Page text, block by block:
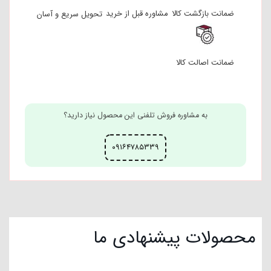
ضمانت بازگشت کالا مشاوره قبل از خرید تحویل سریع و آسان
ضمانت اصالت کالا
به مشاوره فروش تلفنی این محصول نیاز دارید؟
۰۹۱۶۴۷۸۵۳۳۹
محصولات پیشنهادی ما